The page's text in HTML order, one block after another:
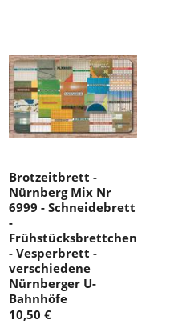
Brotzeitbrett -
Nürnberg Mix Nr
6999 - Schneidebrett
-
Frühstücksbrettchen
- Vesperbrett -
verschiedene
Nürnberger U-
Bahnhöfe
10,50 €